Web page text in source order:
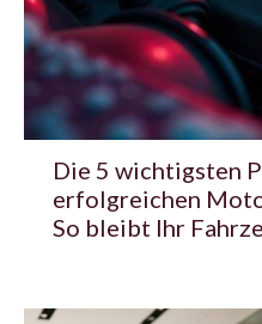
Die 5 wichtigsten
erfolgreichen
So bleibt Ihr